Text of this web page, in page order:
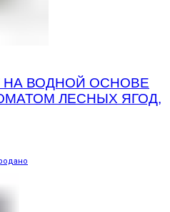
НА ВОДНОЙ ОСНОВЕ
ЛЕСНЫХ ЯГОД,